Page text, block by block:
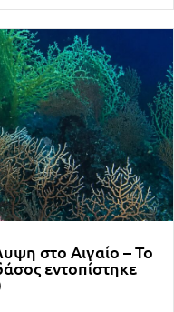
στο Αιγαίο – Το
εντοπίστηκε